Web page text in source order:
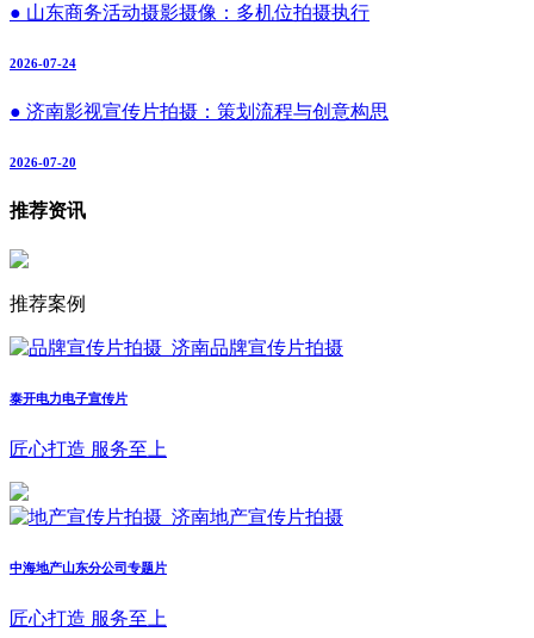
● 山东商务活动摄影摄像：多机位拍摄执行
2026-07-24
● 济南影视宣传片拍摄：策划流程与创意构思
2026-07-20
推荐资讯
推荐案例
泰开电力电子宣传片
匠心打造 服务至上
中海地产山东分公司专题片
匠心打造 服务至上